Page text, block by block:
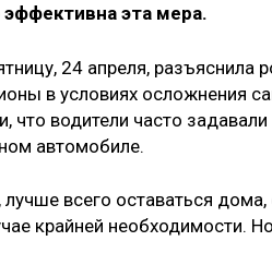
эта мера.
24 апреля, разъяснила
в условиях осложнения
что водители часто
автомобиле.
всего оставаться дома,
крайней необходимости.